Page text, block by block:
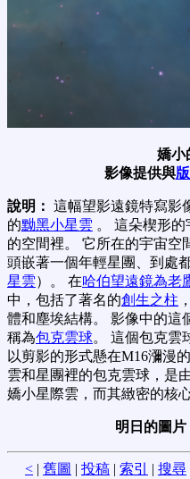
嬌小
影像提供與
說明： 這幅望影遠鏡特寫影
的黝黑小星雲 。 這朵楔形
的空間裡。 它所在的宇宙空
頭嵌著一個年輕星團、到處
星雲）。 在哈伯望遠鏡為老
中，包括了著名的創生之柱
體和塵埃結構。 影像中的這
稱為包克雲球。 這個包克雲
以剪影的形式懸在M16瀰漫
雲和星團裡的包克雲球，是
嬌小星際雲，而其緻密的核
明日的圖片
< | 舊圖 | 投稿 | 索引 | 搜尋